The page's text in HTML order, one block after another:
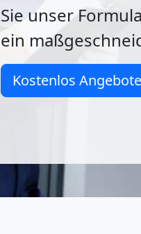
Sie unser
ein
Kostenlos